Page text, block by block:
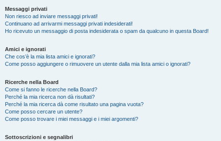
Messaggi privati
Non riesco ad inviare messaggi privati!
Continuano ad arrivarmi messaggi privati indesiderati!
Ho ricevuto un messaggio di posta indesiderata o spam da qualcuno in questa Board!
Amici e ignorati
Che cos’è la mia lista amici e ignorati?
Come posso aggiungere o rimuovere un utente dalla mia lista amici o ignorati?
Ricerche nella Board
Come si fanno le ricerche nella Board?
Perché la mia ricerca non dà risultati?
Perché la mia ricerca dà come risultato una pagina vuota?
Come posso cercare un utente?
Come posso trovare i miei messaggi e i miei argomenti?
Sottoscrizioni e segnalibri